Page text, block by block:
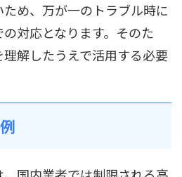
め、万が一のトラブル時に
対応となります。そのた
解したうえで活用する必要